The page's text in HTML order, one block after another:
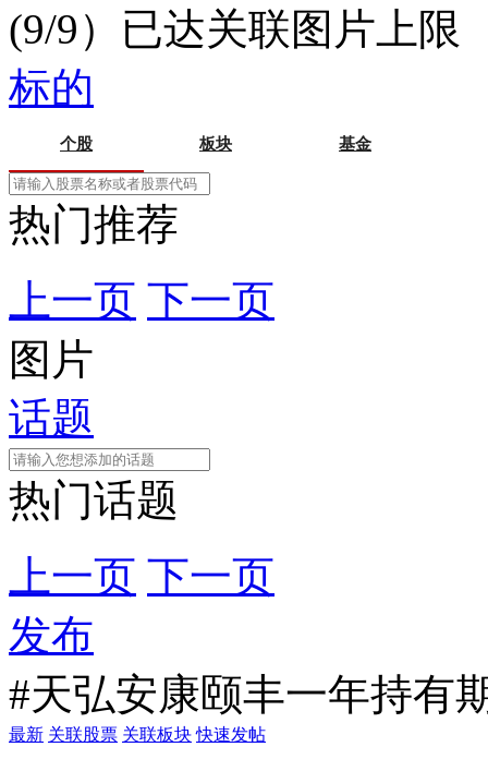
(9/9）已达关联图片上限
标的
个股 板块 基金
热门推荐
上一页 下一页
图片
话题
热门话题
上一页 下一页
发布
#天弘安康颐丰一年持有
最新 关联股票 关联板块 快速发帖